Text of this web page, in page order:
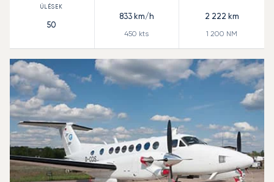
50
833km/h
450 kts
2 222 km
1 200 NM